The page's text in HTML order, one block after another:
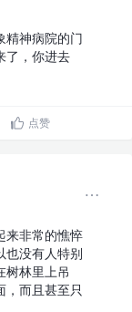
精神病院的门
了，你进去
点赞
来非常的憔悴
也没有人特别
树林里上吊
，而且甚至只